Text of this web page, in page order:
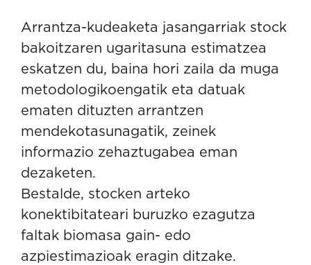
Arrantza-kudeaketa jasangarriak stock
bakoitzaren ugaritasuna estimatzea
eskatzen du, baina hori zaila da muga
metodologikoengatik eta datuak
ematen dituzten arrantzen
mendekotasunagatik, zeinek
informazio zehaztugabea eman
dezaketen.
Bestalde, stocken arteko
konektibitateari buruzko ezagutza
faltak biomasa gain- edo
azpiestimazioak eragin ditzake.